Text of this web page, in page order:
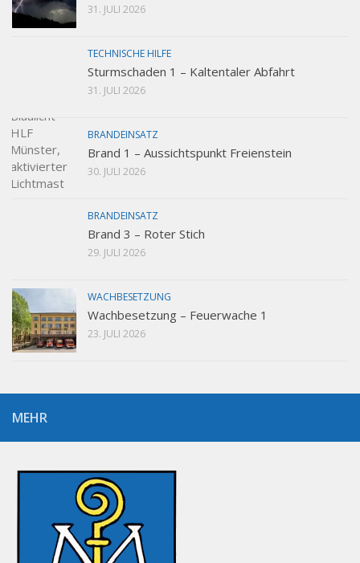
31. JULI 2026
TECHNISCHE HILFE
Sturmschaden 1 – Kaltentaler Abfahrt
31. JULI 2026
BRANDEINSATZ
Brand 1 – Aussichtspunkt Freienstein
30. JULI 2026
BRANDEINSATZ
Brand 3 – Roter Stich
29. JULI 2026
WACHBESETZUNG
Wachbesetzung – Feuerwache 1
23. JULI 2026
MEHR